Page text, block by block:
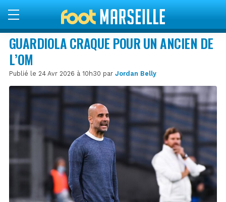
GUARDIOLA CRAQUE POUR UN ANCIEN DE
L’OM
Publié le 24 Avr 2026 à 10h30 par Jordan Belly